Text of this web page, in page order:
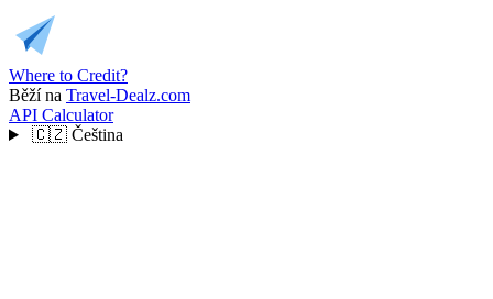
Where to Credit?
Běží na Travel-Dealz.com
API Calculator
🇨🇿 Čeština